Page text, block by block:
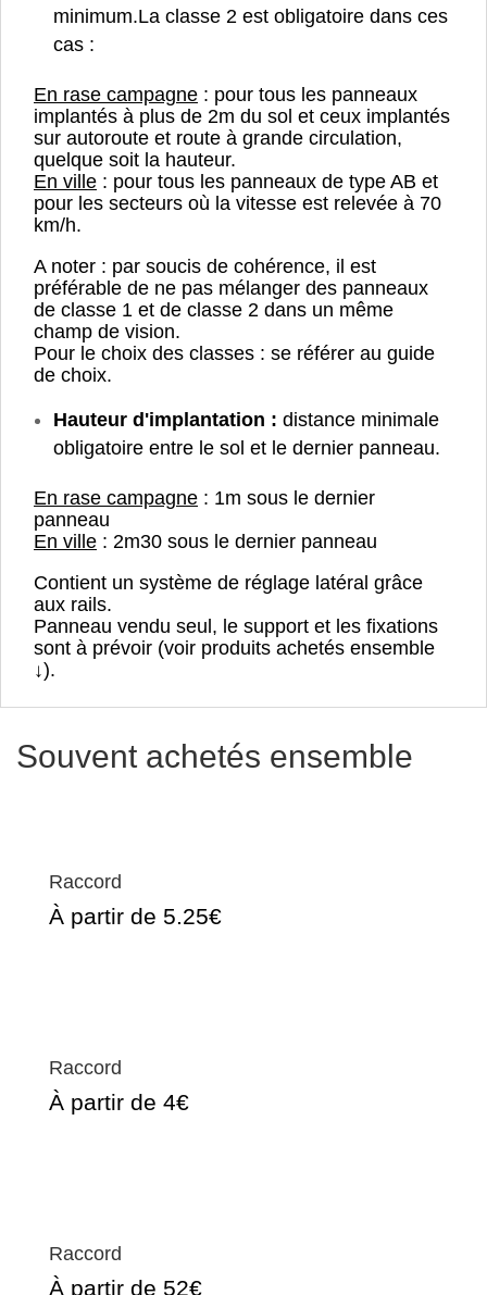
minimum.La classe 2 est obligatoire dans ces
cas :
En rase campagne : pour tous les panneaux
implantés à plus de 2m du sol et ceux implantés
sur autoroute et route à grande circulation,
quelque soit la hauteur.
En ville : pour tous les panneaux de type AB et
pour les secteurs où la vitesse est relevée à 70
km/h.
A noter : par soucis de cohérence, il est
préférable de ne pas mélanger des panneaux
de classe 1 et de classe 2 dans un même
champ de vision.
Pour le choix des classes : se référer au guide
de choix.
Hauteur d'implantation : distance minimale
obligatoire entre le sol et le dernier panneau.
En rase campagne : 1m sous le dernier
panneau
En ville : 2m30 sous le dernier panneau
Contient un système de réglage latéral grâce
aux rails.
Panneau vendu seul, le support et les fixations
sont à prévoir (voir produits achetés ensemble
↓).
Souvent achetés ensemble
Raccord
À partir de 5.25€
Raccord
À partir de 4€
Raccord
À partir de 52€